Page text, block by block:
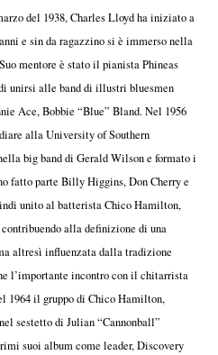
del 1938, Charles Lloyd ha iniziato a
e sin da ragazzino si è immerso nella
mentore è stato il pianista Phineas
unirsi alle band di illustri bluesmen
Ace, Bobbie “Blue” Bland. Nel 1956
alla University of Southern
big band di Gerald Wilson e formato i
fatto parte Billy Higgins, Don Cherry e
unito al batterista Chico Hamilton,
alla definizione di una
altresì influenzata dalla tradizione
l’importante incontro con il chitarrista
1964 il gruppo di Chico Hamilton,
sestetto di Julian “Cannonball”
suoi album come leader, Discovery